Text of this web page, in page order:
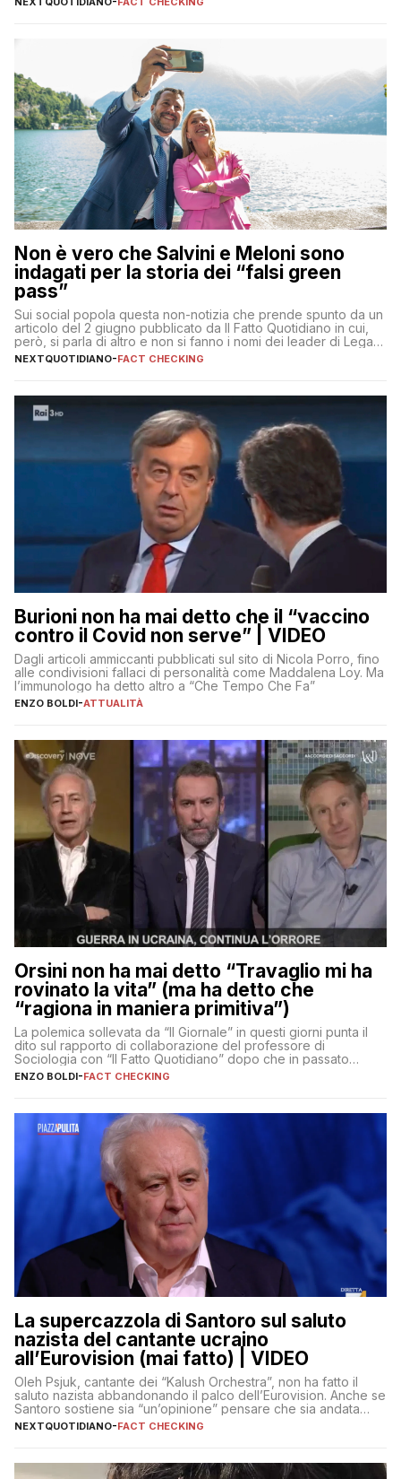
Non è vero che Salvini e Meloni sono
indagati per la storia dei “falsi green
pass”
Sui social popola questa non-notizia che prende spunto da un
articolo del 2 giugno pubblicato da Il Fatto Quotidiano in cui,
però, si parla di altro e non si fanno i nomi dei leader di Lega e
Fratelli d’Italia
NEXTQUOTIDIANO-FACT CHECKING
Burioni non ha mai detto che il “vaccino
contro il Covid non serve” | VIDEO
Dagli articoli ammiccanti pubblicati sul sito di Nicola Porro, fino
alle condivisioni fallaci di personalità come Maddalena Loy. Ma
l’immunologo ha detto altro a “Che Tempo Che Fa”
ENZO BOLDI-ATTUALITÀ
Orsini non ha mai detto “Travaglio mi ha
rovinato la vita” (ma ha detto che
“ragiona in maniera primitiva”)
La polemica sollevata da “Il Giornale” in questi giorni punta il
dito sul rapporto di collaborazione del professore di
Sociologia con “Il Fatto Quotidiano” dopo che in passato
erano volati stracci
ENZO BOLDI-FACT CHECKING
La supercazzola di Santoro sul saluto
nazista del cantante ucraino
all’Eurovision (mai fatto) | VIDEO
Oleh Psjuk, cantante dei “Kalush Orchestra”, non ha fatto il
saluto nazista abbandonando il palco dell’Eurovision. Anche se
Santoro sostiene sia “un’opinione” pensare che sia andata
così
NEXTQUOTIDIANO-FACT CHECKING